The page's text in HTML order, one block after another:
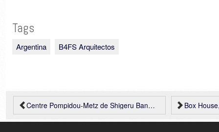
Tags
Argentina B4FS Arquitectos
Box
Centre Pompidou-Metz de Shigeru Ban….. imágenes de las obras